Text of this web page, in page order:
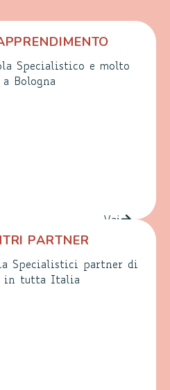
Specialistico e molto
Bologna
Vai
PARTNER
Specialistici partner di
in tutta Italia